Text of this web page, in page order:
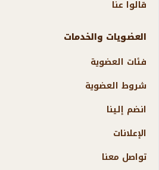
قالوا عنا
العضويات والخدمات
فئات العضوية
شروط العضوية
انضم إلينا
الإعلانات
تواصل معنا